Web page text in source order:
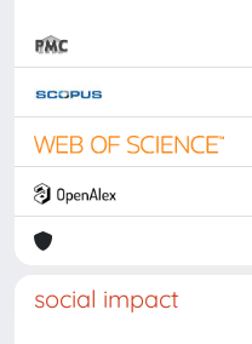
social impact